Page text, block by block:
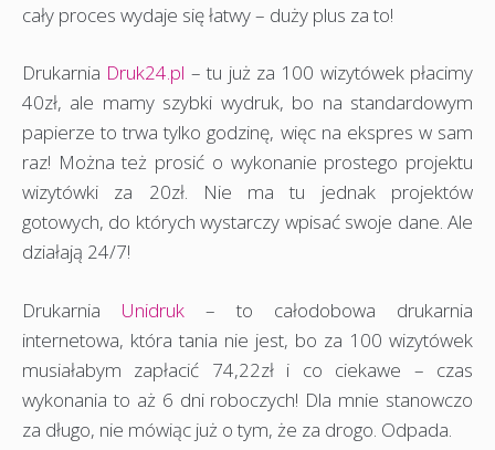
cały proces wydaje się łatwy – duży plus za to!
Drukarnia Druk24.pl – tu już za 100 wizytówek płacimy
40zł, ale mamy szybki wydruk, bo na standardowym
papierze to trwa tylko godzinę, więc na ekspres w sam
raz! Można też prosić o wykonanie prostego projektu
wizytówki za 20zł. Nie ma tu jednak projektów
gotowych, do których wystarczy wpisać swoje dane. Ale
działają 24/7!
Drukarnia Unidruk – to całodobowa drukarnia
internetowa, która tania nie jest, bo za 100 wizytówek
musiałabym zapłacić 74,22zł i co ciekawe – czas
wykonania to aż 6 dni roboczych! Dla mnie stanowczo
za długo, nie mówiąc już o tym, że za drogo. Odpada.